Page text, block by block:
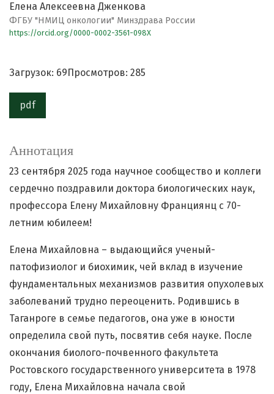
Елена Алексеевна Дженкова
ФГБУ "НМИЦ онкологии" Минздрава России
https://orcid.org/0000-0002-3561-098X
Загрузок: 69 Просмотров: 285
pdf
Аннотация
23 сентября 2025 года научное сообщество и коллеги
сердечно поздравили доктора биологических наук,
профессора Елену Михайловну Франциянц с 70-
летним юбилеем!
Елена Михайловна – выдающийся ученый-
патофизиолог и биохимик, чей вклад в изучение
фундаментальных механизмов развития опухолевых
заболеваний трудно переоценить. Родившись в
Таганроге в семье педагогов, она уже в юности
определила свой путь, посвятив себя науке. После
окончания биолого-почвенного факультета
Ростовского государственного университета в 1978
году, Елена Михайловна начала свой